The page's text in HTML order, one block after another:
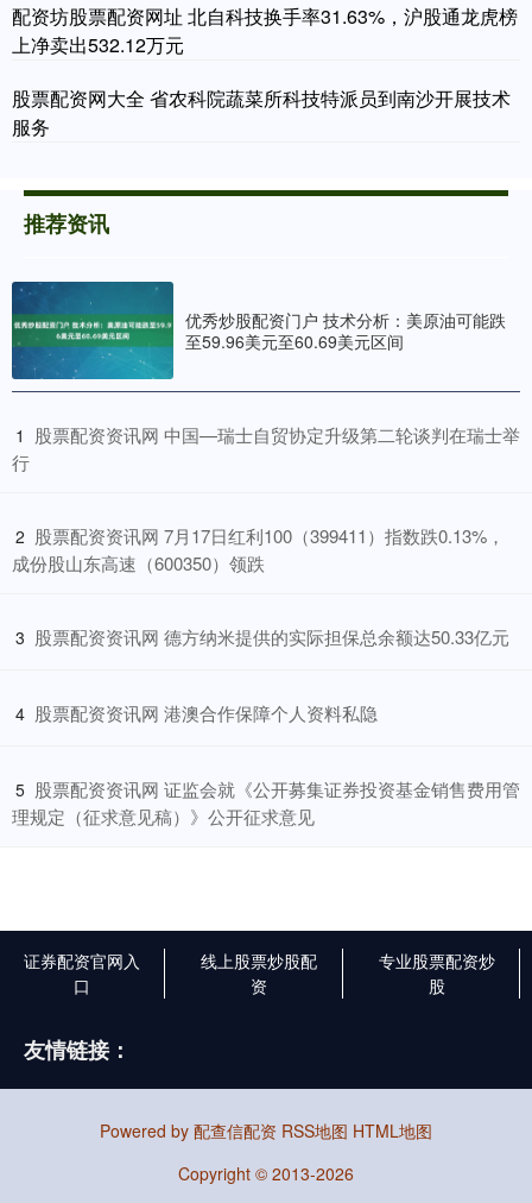
配资坊股票配资网址 北自科技换手率31.63%，沪股通龙虎榜
上净卖出532.12万元
股票配资网大全 省农科院蔬菜所科技特派员到南沙开展技术
服务
推荐资讯
优秀炒股配资门户 技术分析：美原油可能跌
至59.96美元至60.69美元区间
1
​股票配资资讯网 中国—瑞士自贸协定升级第二轮谈判在瑞士举
行
2 ​股票配资资讯网 7月17日红利100（399411）指数跌0.13%，
成份股山东高速（600350）领跌
3 ​股票配资资讯网 德方纳米提供的实际担保总余额达50.33亿元
4 ​股票配资资讯网 港澳合作保障个人资料私隐
5 ​股票配资资讯网 证监会就《公开募集证券投资基金销售费用管
理规定（征求意见稿）》公开征求意见
证券配资官网入
口
线上股票炒股配
资
专业股票配资炒
股
友情链接：
Powered by 配查信配资 RSS地图 HTML地图
Copyright © 2013-2026